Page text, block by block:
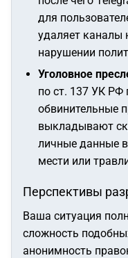
для
удаляет каналы
нарушении
Уголовное
по ст. 137 УК РФ
обвинительные
выкладывают
личные данные
мести или
Перспективы
Ваша ситуация
сложность
анонимность